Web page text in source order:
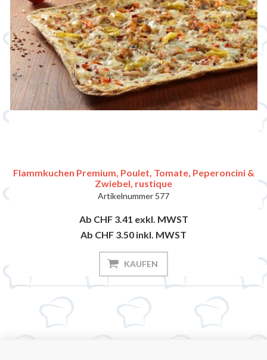
Flammkuchen Premium, Poulet, Tomate, Peperoncini &
Zwiebel, rustique
Artikelnummer 577
Ab CHF 3.41 exkl. MWST
Ab CHF 3.50 inkl. MWST
KAUFEN